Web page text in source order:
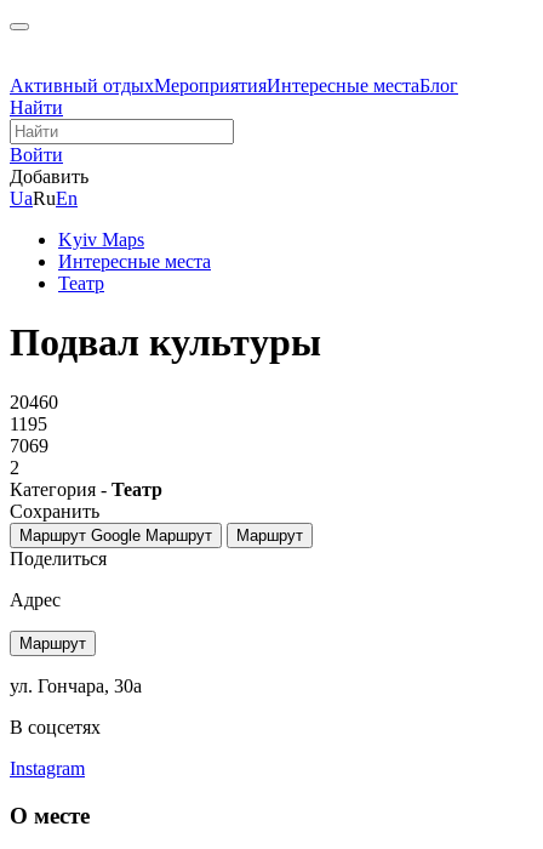
Активный отдыхМероприятияИнтересные местаБлог
Найти
Войти
Добавить
UaRuEn
Kyiv Maps
Интересные места
Театр
Подвал культуры
20460
1195
7069
2
Категория - Театр
Сохранить
Маршрут Google Маршрут Маршрут
Поделиться
Адрес
Маршрут
ул. Гончара, 30а
В соцсетях
Instagram
О месте